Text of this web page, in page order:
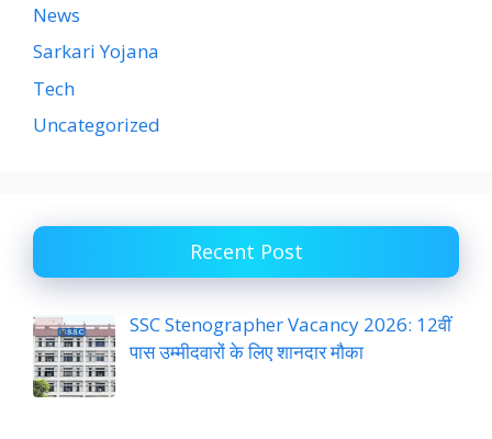
News
Sarkari Yojana
Tech
Uncategorized
Recent Post
SSC Stenographer Vacancy 2026: 12वीं
पास उम्मीदवारों के लिए शानदार मौका